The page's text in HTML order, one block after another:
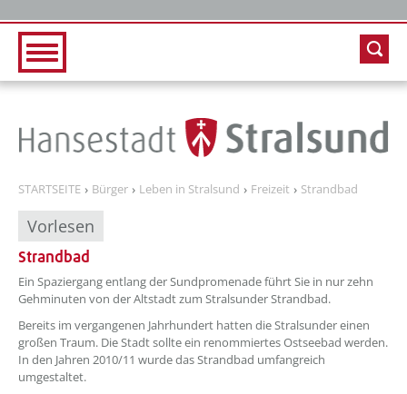
STARTSEITE Bürger Leben in Stralsund Freizeit Strandbad
Vorlesen
Strandbad
??? absaetzeOben[1]/titel ???
Ein Spaziergang entlang der Sundpromenade führt Sie in nur zehn
Gehminuten von der Altstadt zum Stralsunder Strandbad.
Bereits im vergangenen Jahrhundert hatten die Stralsunder einen
großen Traum. Die Stadt sollte ein renommiertes Ostseebad werden.
In den Jahren 2010/11 wurde das Strandbad umfangreich
umgestaltet.